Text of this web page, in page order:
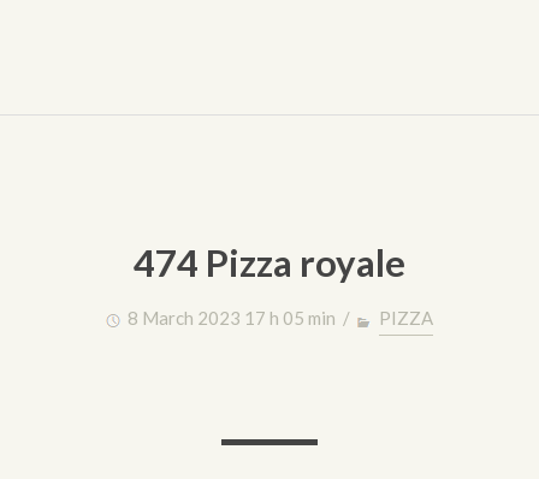
474 Pizza royale
8 March 2023 17 h 05 min / PIZZA